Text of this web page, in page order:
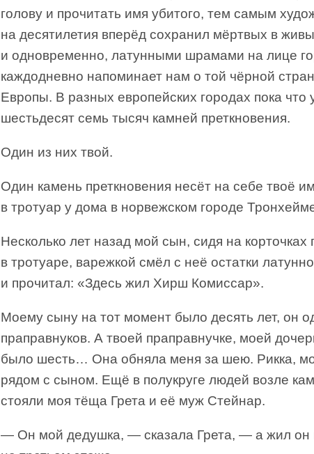
голову и прочитать имя убитого, тем самым
на десятилетия вперёд сохранил мёртвых в
и одновременно, латунными шрамами на лице
каждодневно напоминает нам о той чёрной
Европы. В разных европейских городах пока что
шестьдесят семь тысяч камней преткновения.
Один из них твой.
Один камень преткновения несёт на себе твоё
в тротуар у дома в норвежском городе
Несколько лет назад мой сын, сидя на корточках
в тротуаре, варежкой смёл с неё остатки
и прочитал: «Здесь жил Хирш Комиссар».
Моему сыну на тот момент было десять лет, он
праправнуков. А твоей праправнучке, моей
было шесть… Она обняла меня за шею. Рикка,
рядом с сыном. Ещё в полукруге людей возле
стояли моя тёща Грета и её муж Стейнар.
— Он мой дедушка, — сказала Грета, — а жил он